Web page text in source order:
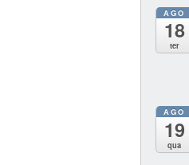
AGO
18
ter
AGO
19
qua